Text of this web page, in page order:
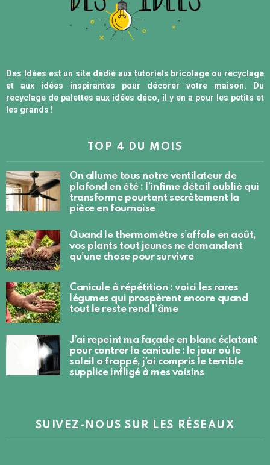
Des Idées est un site dédié aux tutoriels bricolage ou recyclage
et aux idées inspirantes pour décorer votre maison. Du
recyclage de palettes aux idées déco, il y en a pour les petits et
les grands !
TOP 4 DU MOIS
On allume tous notre ventilateur de
plafond en été : l’infime détail oublié qui
transforme pourtant secrètement la
pièce en fournaise
Quand le thermomètre s’affole en août,
vos plants tout jeunes ne demandent
qu’une chose pour survivre
Canicule à répétition : voici les rares
légumes qui prospèrent encore quand
tout le reste rend l’âme
J’ai repeint ma façade en blanc éclatant
pour contrer la canicule : le jour où le
soleil a frappé, j’ai compris le terrible
supplice infligé à mes voisins
SUIVEZ-NOUS SUR LES RÉSEAUX